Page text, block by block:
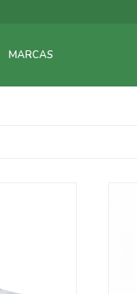
MARCAS